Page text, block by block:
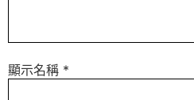
顯示名稱 *